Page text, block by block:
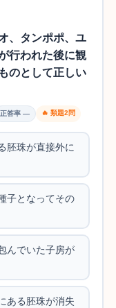
、タンポポ、ユ
行われた後に観
のとして正しい
正答率 — 🔥 類題2問
胚珠が直接外に
子となってその
んでいた子房が
ある胚珠が消失